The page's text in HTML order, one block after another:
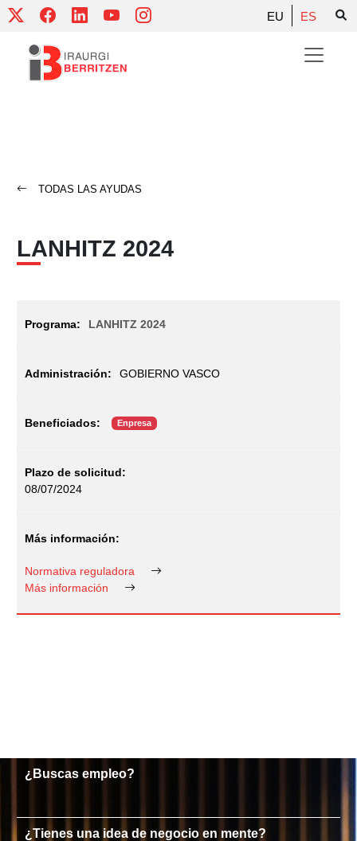
Skip
content
EU ES
TODAS LAS AYUDAS
LANHITZ 2024
LANHITZ 2024
GOBIERNO VASCO
Enpresa
08/07/2024
Normativa reguladora
Más información
¿Buscas empleo?
¿Tienes una idea de negocio en mente?